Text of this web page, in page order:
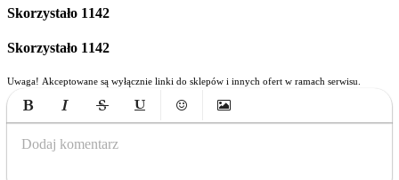
Skorzystało 1142
Skorzystało 1142
Uwaga! Akceptowane są wyłącznie linki do sklepów i innych ofert w ramach serwisu.
Bold Italic Strikethrough
UnderlineEmoticonsInsert Image
Dodaj komentarz